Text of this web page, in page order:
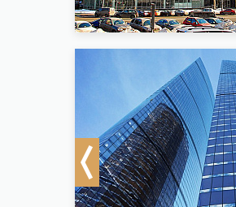
Previous